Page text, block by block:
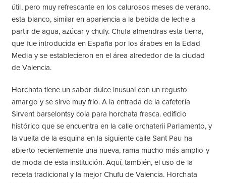
útil, pero muy refrescante en los calurosos meses de verano.
esta blanco, similar en apariencia a la bebida de leche a
partir de agua, azúcar y chufy. Chufa almendras esta tierra,
que fue introducida en España por los árabes en la Edad
Media y se establecieron en el área alrededor de la ciudad
de Valencia.
Horchata tiene un sabor dulce inusual con un regusto
amargo y se sirve muy frío. A la entrada de la cafetería
Sirvent barselontsy cola para horchata fresca. edificio
histórico que se encuentra en la calle orchaterii Parlamento, y
la vuelta de la esquina en la siguiente calle Sant Pau ha
abierto recientemente una nueva, rama mucho más amplio y
de moda de esta institución. Aquí, también, el uso de la
receta tradicional y la mejor Chufu de Valencia. Horchata